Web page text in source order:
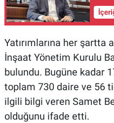
Yatırımlarına her şartta
İnşaat Yönetim Kurulu
bulundu. Bugüne kadar
toplam 730 daire ve 56
ilgili bilgi veren Samet
olduğunu ifade etti.